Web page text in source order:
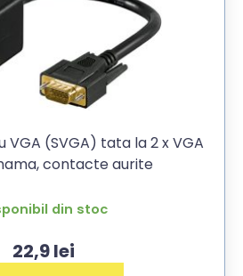
(SVGA) tata la 2 x VGA
contacte aurite
din stoc
22,9lei